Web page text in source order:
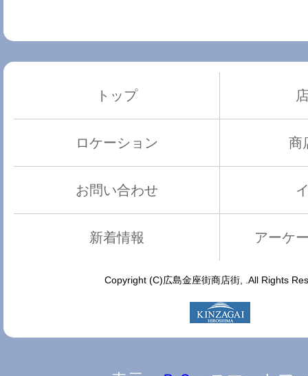
トップ
ロケーション 商
お問い合わせ
新着情報 アーケ
Copyright (C)広島金座街商店街, .All Rights